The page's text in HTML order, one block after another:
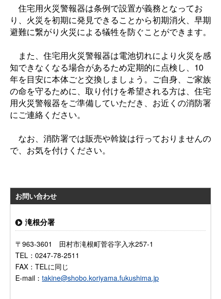
住宅用火災警報器は条例で設置が義務となってお
り、火災を初期に発見できることから初期消火、早期
避難に繋がり火災による犠牲を防ぐことができます。
また、住宅用火災警報器は電池切れにより火災を感
知できなくなる場合があるため定期的に点検し、10
年を目安に本体ごと交換しましょう。ご自身、ご家族
の命を守るために、取り付けを希望される方は、住宅
用火災警報器をご準備していただき、お近くの消防署
にご連絡ください。
なお、消防署では販売や斡旋は行っておりませんの
で、お気を付けください。
お問い合わせ
滝根分署
〒963-3601 田村市滝根町菅谷字入水257-1
TEL：0247-78-2511
FAX：TELに同じ
E-mail： takine@shobo.koriyama.fukushima.jp